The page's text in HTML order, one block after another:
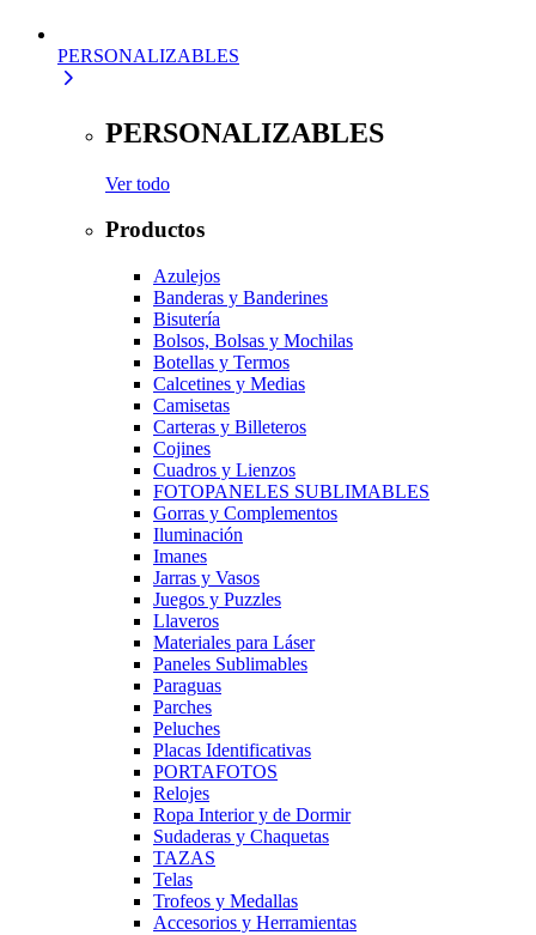
PERSONALIZABLES
PERSONALIZABLES
Ver todo
Productos
Azulejos
Banderas y Banderines
Bisutería
Bolsos, Bolsas y Mochilas
Botellas y Termos
Calcetines y Medias
Camisetas
Carteras y Billeteros
Cojines
Cuadros y Lienzos
FOTOPANELES SUBLIMABLES
Gorras y Complementos
Iluminación
Imanes
Jarras y Vasos
Juegos y Puzzles
Llaveros
Materiales para Láser
Paneles Sublimables
Paraguas
Parches
Peluches
Placas Identificativas
PORTAFOTOS
Relojes
Ropa Interior y de Dormir
Sudaderas y Chaquetas
TAZAS
Telas
Trofeos y Medallas
Accesorios y Herramientas